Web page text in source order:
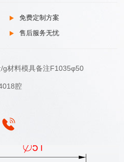
免费定制方案
售后服务无忧
量/g材料模具备注F1035φ50
腔